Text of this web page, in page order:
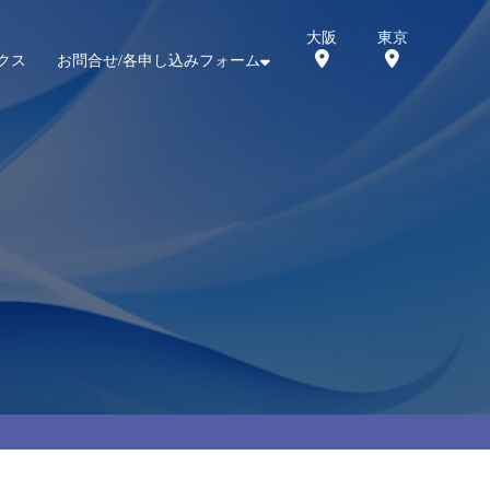
ス お問合せ/各申し込みフォーム
大阪 東京